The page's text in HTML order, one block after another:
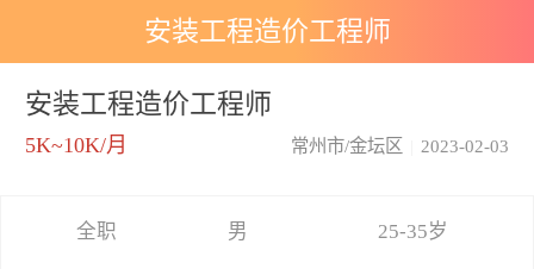
安装工程造价工程师
安装工程造价工程师
5K~10K/月 2023-02-03
常州市/金坛区
全职 男 25-35岁